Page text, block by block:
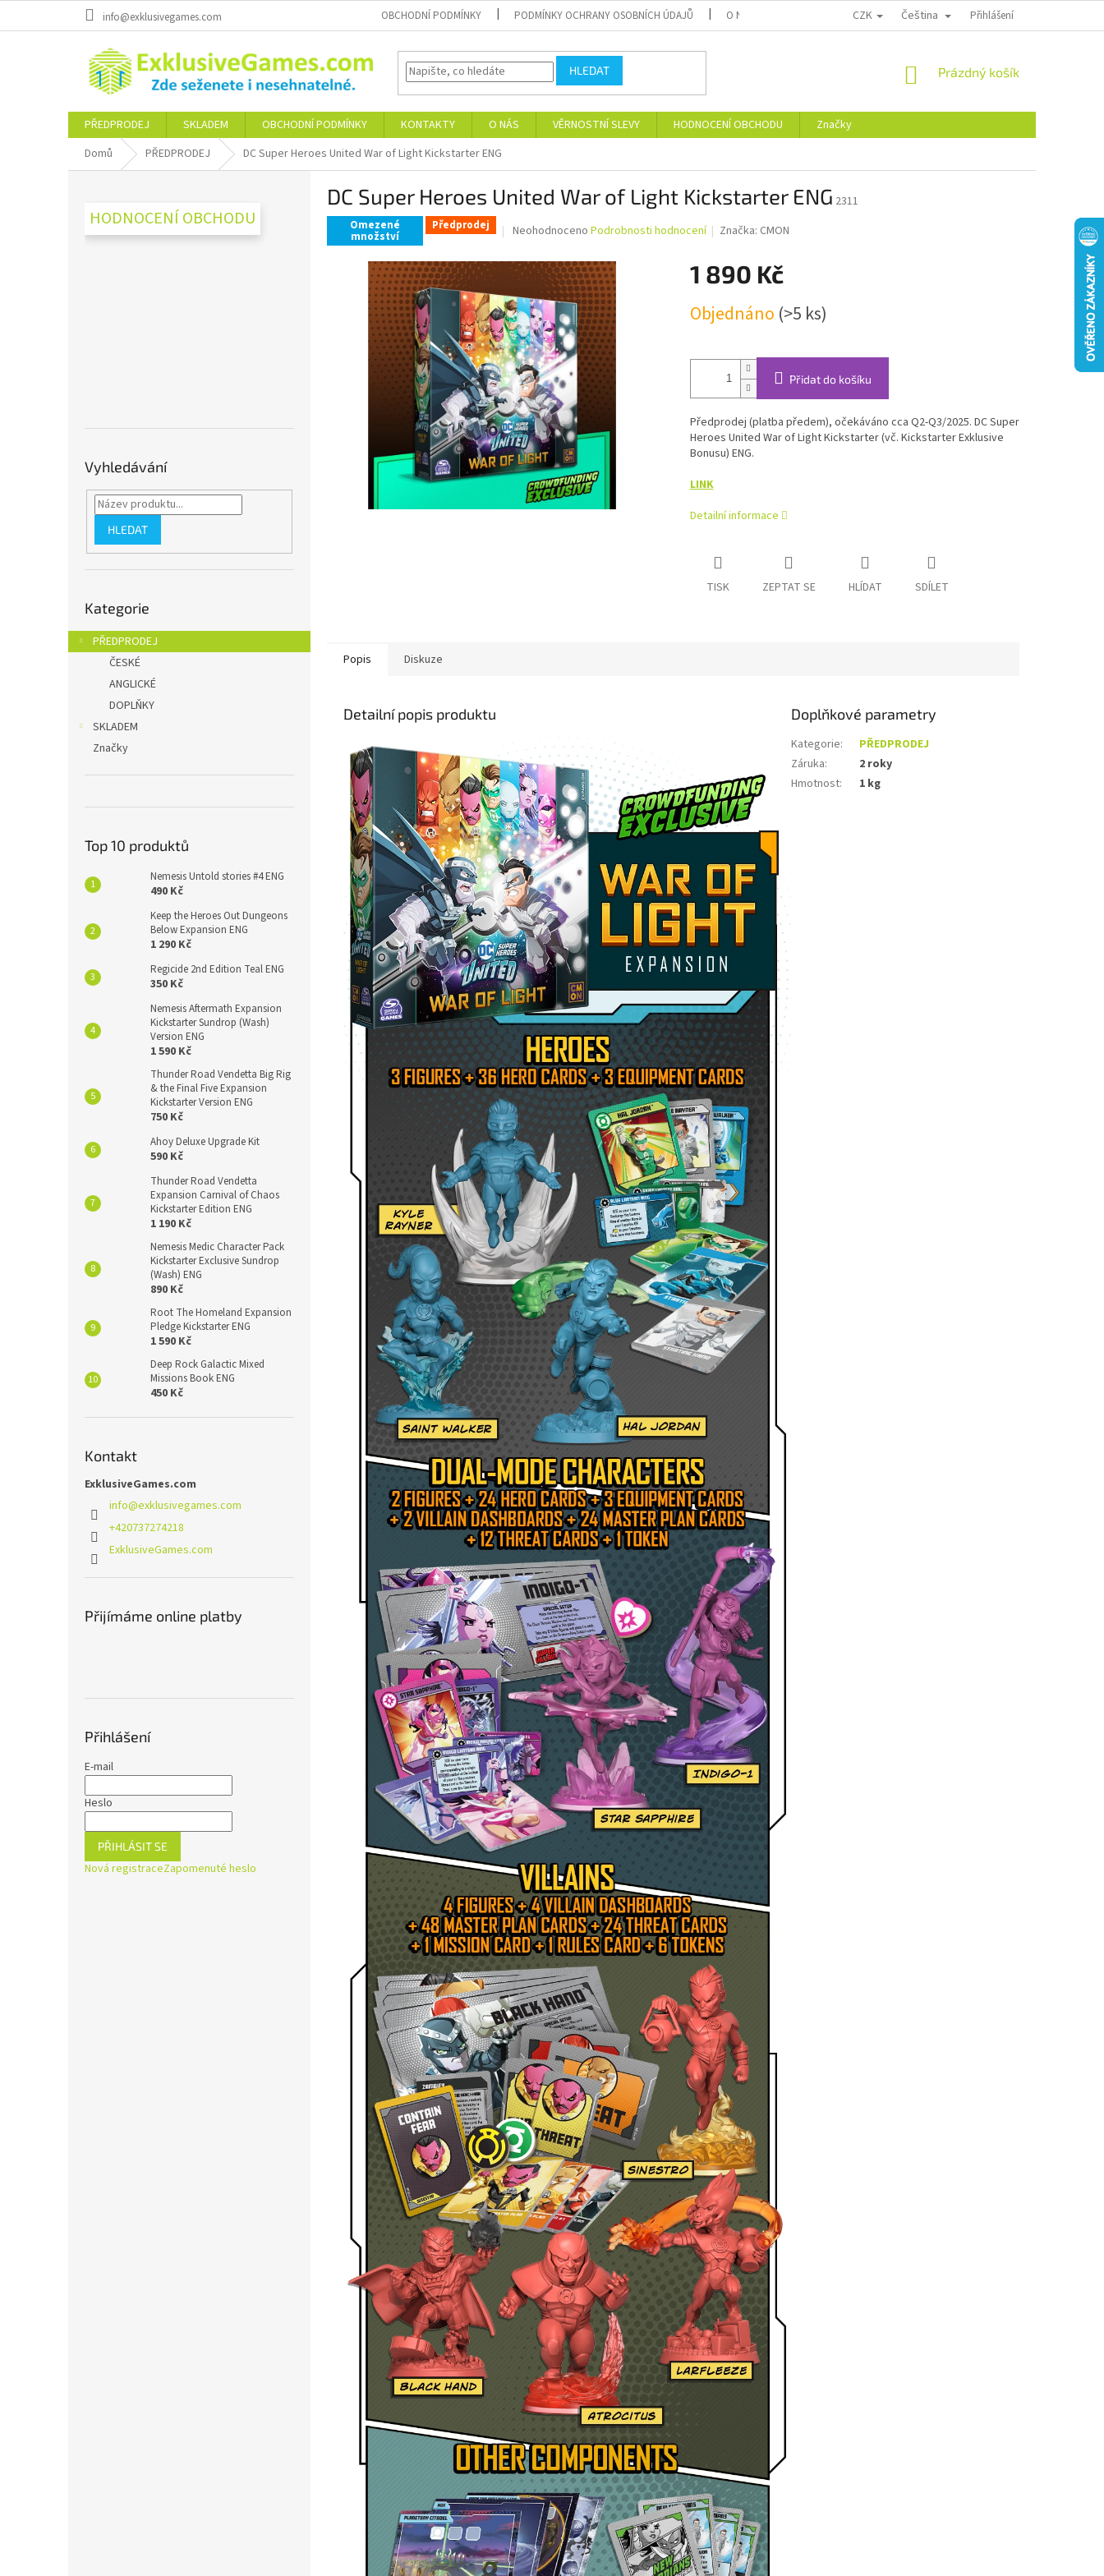
info@exklusivegames.com OBCHODNÍ PODMÍNKY PODMÍNKY OCHRANY OSOBNÍCH ÚDAJŮ O NÁS VĚRNOSTNÍ SLEVY HODNOCENÍ OBCHODU
CZK Čeština Přihlášení
HLEDAT
NÁKUPNÍ
Prázdný košík
PŘEDPRODEJ SKLADEM OBCHODNÍ PODMÍNKY KONTAKTY O NÁS VĚRNOSTNÍ SLEVY HODNOCENÍ OBCHODU
Značky
Domů
PŘEDPRODEJ DC Super Heroes United War of Light Kickstarter ENG
HODNOCENÍ OBCHODU
Vyhledávání
HLEDAT
kategorie
Kategorie
PŘEDPRODEJ
ČESKÉ
ANGLICKÉ
DOPLŇKY
SKLADEM
Značky
Top 10 produktů
Nemesis Untold stories #4 ENG
490 Kč
Keep the Heroes Out Dungeons
Below Expansion ENG
1 290 Kč
Regicide 2nd Edition Teal ENG
350 Kč
Nemesis Aftermath Expansion
Kickstarter Sundrop (Wash)
Version ENG
1 590 Kč
Thunder Road Vendetta Big Rig
& the Final Five Expansion
Kickstarter Version ENG
750 Kč
Ahoy Deluxe Upgrade Kit
590 Kč
Thunder Road Vendetta
Expansion Carnival of Chaos
Kickstarter Edition ENG
1 190 Kč
Nemesis Medic Character Pack
Kickstarter Exclusive Sundrop
(Wash) ENG
890 Kč
Root The Homeland Expansion
Pledge Kickstarter ENG
1 590 Kč
Deep Rock Galactic Mixed
Missions Book ENG
450 Kč
Kontakt
ExklusiveGames.com
info@exklusivegames.com
+420737274218
ExklusiveGames.com
Přijímáme online platby
Přihlášení
E-mail
Heslo
PŘIHLÁSIT SE
Nová registraceZapomenuté heslo
DC Super Heroes United War of Light Kickstarter ENG 2311
Omezené
množství
Předprodej
Průměrné
produktu
je
0,0
z
5
hvězdiček.
Neohodnoceno Podrobnosti hodnocení Značka: CMON
1 890 Kč
cena:
Objednáno (>5 ks)
Přidat do košíku
Předprodej (platba předem), očekáváno cca Q2-Q3/2025. DC Super
Heroes United War of Light Kickstarter (vč. Kickstarter Exklusive
Bonusu) ENG.
LINK
Detailní informace
TISK ZEPTAT SE HLÍDAT SDÍLET
Popis Diskuze
Detailní popis produktu Doplňkové parametry
Kategorie:
PŘEDPRODEJ
Záruka:
2 roky
Hmotnost: 1 kg